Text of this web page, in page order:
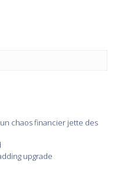
chaos financier jette des
upgrade